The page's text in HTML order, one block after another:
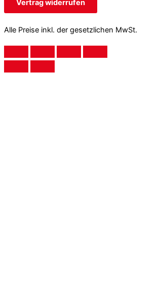
Vertrag widerrufen
Alle Preise inkl. der gesetzlichen MwSt.